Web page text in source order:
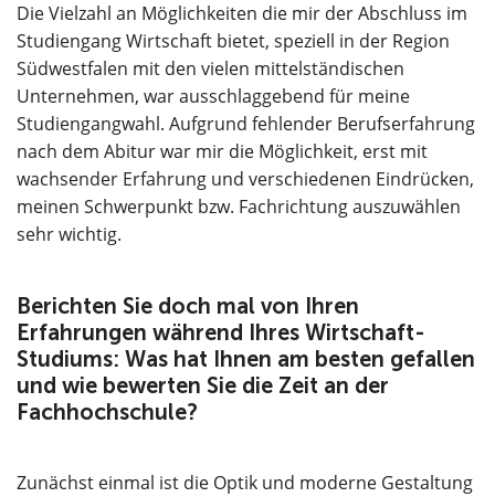
Die Vielzahl an Möglichkeiten die mir der Abschluss im
Studiengang Wirtschaft bietet, speziell in der Region
Südwestfalen mit den vielen mittelständischen
Unternehmen, war ausschlaggebend für meine
Studiengangwahl. Aufgrund fehlender Berufserfahrung
nach dem Abitur war mir die Möglichkeit, erst mit
wachsender Erfahrung und verschiedenen Eindrücken,
meinen Schwerpunkt bzw. Fachrichtung auszuwählen
sehr wichtig.
Berichten Sie doch mal von Ihren
Erfahrungen während Ihres Wirtschaft-
Studiums: Was hat Ihnen am besten gefallen
und wie bewerten Sie die Zeit an der
Fachhochschule?
Zunächst einmal ist die Optik und moderne Gestaltung